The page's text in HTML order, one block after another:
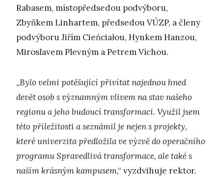
Rabasem, místopředsedou podvýboru,
Zbyňkem Linhartem, předsedou VÚZP, a členy
podvýboru Jiřím Cieńciałou, Hynkem Hanzou,
Miroslavem Plevným a Petrem Víchou.
„Bylo velmi potěšující přivítat najednou hned
devět osob s významným vlivem na stav našeho
regionu a jeho budoucí transformaci. Využil jsem
této příležitosti a seznámil je nejen s projekty,
které univerzita předložila ve výzvě do operačního
programu Spravedlivá transformace, ale také s
naším krásným kampusem,“ vyzdvihuje rektor.